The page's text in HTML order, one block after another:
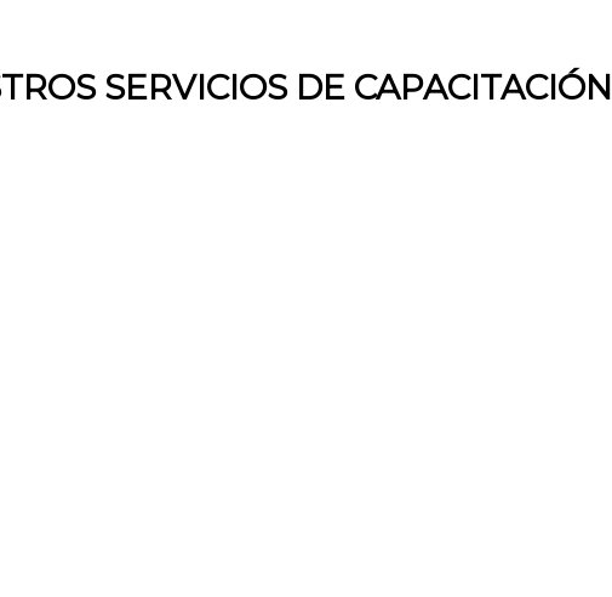
SERVICIOS DE CAPACITACIÓN